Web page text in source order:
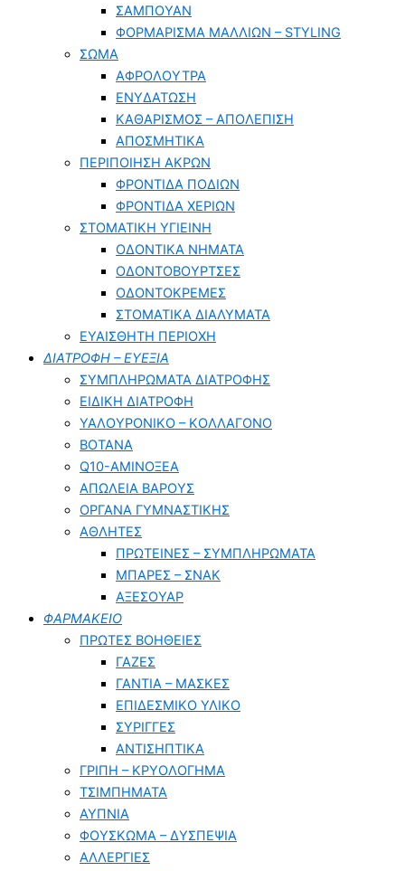
ΣΑΜΠΟΥΑΝ
ΦΟΡΜΑΡΙΣΜΑ ΜΑΛΛΙΩΝ – STYLING
ΣΩΜΑ
ΑΦΡΟΛΟΥΤΡΑ
ΕΝΥΔΑΤΩΣΗ
ΚΑΘΑΡΙΣΜΟΣ – ΑΠΟΛΕΠΙΣΗ
ΑΠΟΣΜΗΤΙΚΑ
ΠΕΡΙΠΟΙΗΣΗ ΑΚΡΩΝ
ΦΡΟΝΤΙΔΑ ΠΟΔΙΩΝ
ΦΡΟΝΤΙΔΑ ΧΕΡΙΩΝ
ΣΤΟΜΑΤΙΚΗ ΥΓΙΕΙΝΗ
ΟΔΟΝΤΙΚΑ ΝΗΜΑΤΑ
ΟΔΟΝΤΟΒΟΥΡΤΣΕΣ
ΟΔΟΝΤΟΚΡΕΜΕΣ
ΣΤΟΜΑΤΙΚΑ ΔΙΑΛΥΜΑΤΑ
ΕΥΑΙΣΘΗΤΗ ΠΕΡΙΟΧΗ
ΔΙΑΤΡΟΦΗ – ΕΥΕΞΙΑ
ΣΥΜΠΛΗΡΩΜΑΤΑ ΔΙΑΤΡΟΦΗΣ
ΕΙΔΙΚΗ ΔΙΑΤΡΟΦΗ
ΥΑΛΟΥΡΟΝΙΚΟ – ΚΟΛΛΑΓΟΝΟ
ΒΟΤΑΝΑ
Q10-ΑΜΙΝΟΞΕΑ
ΑΠΩΛΕΙΑ ΒΑΡΟΥΣ
ΟΡΓΑΝΑ ΓΥΜΝΑΣΤΙΚΗΣ
ΑΘΛΗΤΕΣ
ΠΡΩΤΕΙΝΕΣ – ΣΥΜΠΛΗΡΩΜΑΤΑ
ΜΠΑΡΕΣ – ΣΝΑΚ
ΑΞΕΣΟΥΑΡ
ΦΑΡΜΑΚΕΙΟ
ΠΡΩΤΕΣ ΒΟΗΘΕΙΕΣ
ΓΑΖΕΣ
ΓΑΝΤΙΑ – ΜΑΣΚΕΣ
ΕΠΙΔΕΣΜΙΚΟ ΥΛΙΚΟ
ΣΥΡΙΓΓΕΣ
ΑΝΤΙΣΗΠΤΙΚΑ
ΓΡΙΠΗ – ΚΡΥΟΛΟΓΗΜΑ
ΤΣΙΜΠΗΜΑΤΑ
ΑΥΠΝΙΑ
ΦΟΥΣΚΩΜΑ – ΔΥΣΠΕΨΙΑ
ΑΛΛΕΡΓΙΕΣ